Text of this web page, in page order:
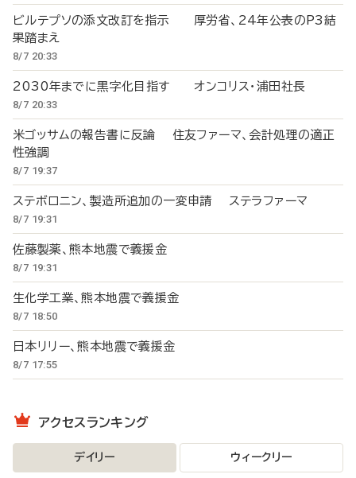
ビルテプソの添文改訂を指示 厚労省、24年公表のP3結
果踏まえ
8/7 20:33
2030年までに黒字化目指す オンコリス・浦田社長
8/7 20:33
米ゴッサムの報告書に反論 住友ファーマ、会計処理の適正
性強調
8/7 19:37
ステボロニン、製造所追加の一変申請 ステラファーマ
8/7 19:31
佐藤製薬、熊本地震で義援金
8/7 19:31
生化学工業、熊本地震で義援金
8/7 18:50
日本リリー、熊本地震で義援金
8/7 17:55
アクセスランキング
デイリー ウィークリー